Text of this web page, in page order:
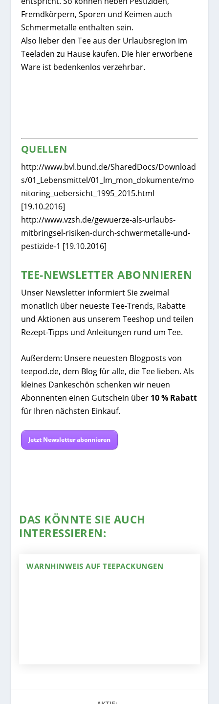
Fremdkörpern, Sporen und Keimen auch
Schmermetalle enthalten sein.
Also lieber den Tee aus der Urlaubsregion im
Teeladen zu Hause kaufen. Die hier erworbene
Ware ist bedenkenlos verzehrbar.
QUELLEN
http://www.bvl.bund.de/SharedDocs/Download
s/01_Lebensmittel/01_lm_mon_dokumente/mo
nitoring_uebersicht_1995_2015.html
[19.10.2016]
http://www.vzsh.de/gewuerze-als-urlaubs-
mitbringsel-risiken-durch-schwermetalle-und-
pestizide-1 [19.10.2016]
TEE-NEWSLETTER ABONNIEREN
Unser Newsletter informiert Sie zweimal
monatlich über neueste Tee-Trends, Rabatte
und Aktionen aus unserem Teeshop und teilen
Rezept-Tipps und Anleitungen rund um Tee.
Außerdem: Unsere neuesten Blogposts von
teepod.de, dem Blog für alle, die Tee lieben. Als
kleines Dankeschön schenken wir neuen
Abonnenten einen Gutschein über 10 % Rabatt
für Ihren nächsten Einkauf.
Jetzt Newsletter abonnieren
DAS KÖNNTE SIE AUCH
INTERESSIEREN:
WARNHINWEIS AUF TEEPACKUNGEN